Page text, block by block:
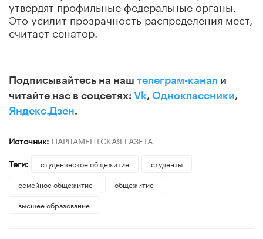
утвердят профильные федеральные органы.
Это усилит прозрачность распределения мест,
считает сенатор.
Подписывайтесь на наш телеграм-канал и
читайте нас в соцсетях: Vk, Одноклассники,
Яндекс.Дзен.
Источник: ПАРЛАМЕНТСКАЯ ГАЗЕТА
Теги:
студенческое общежитие
студенты
семейное общежитие
общежитие
высшее образование